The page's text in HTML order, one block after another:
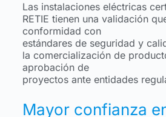
Las instalaciones eléctricas
RETIE tienen una validación
conformidad con
estándares de seguridad y
la comercialización de
aprobación de
proyectos ante entidades
Mayor confianza